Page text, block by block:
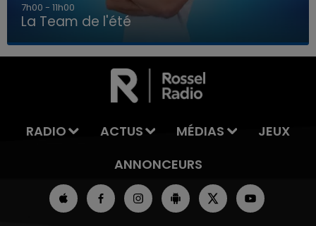
LA TEAM DE L'ÉTÉ
7h00 - 11h00
La Team de l'été
RADIO ACTUS MÉDIAS
JEUX
ANNONCEURS